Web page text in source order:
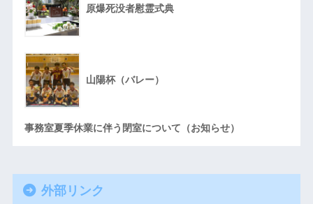
原爆死没者慰霊式典
山陽杯（バレー）
事務室夏季休業に伴う閉室について（お知らせ）
外部リンク